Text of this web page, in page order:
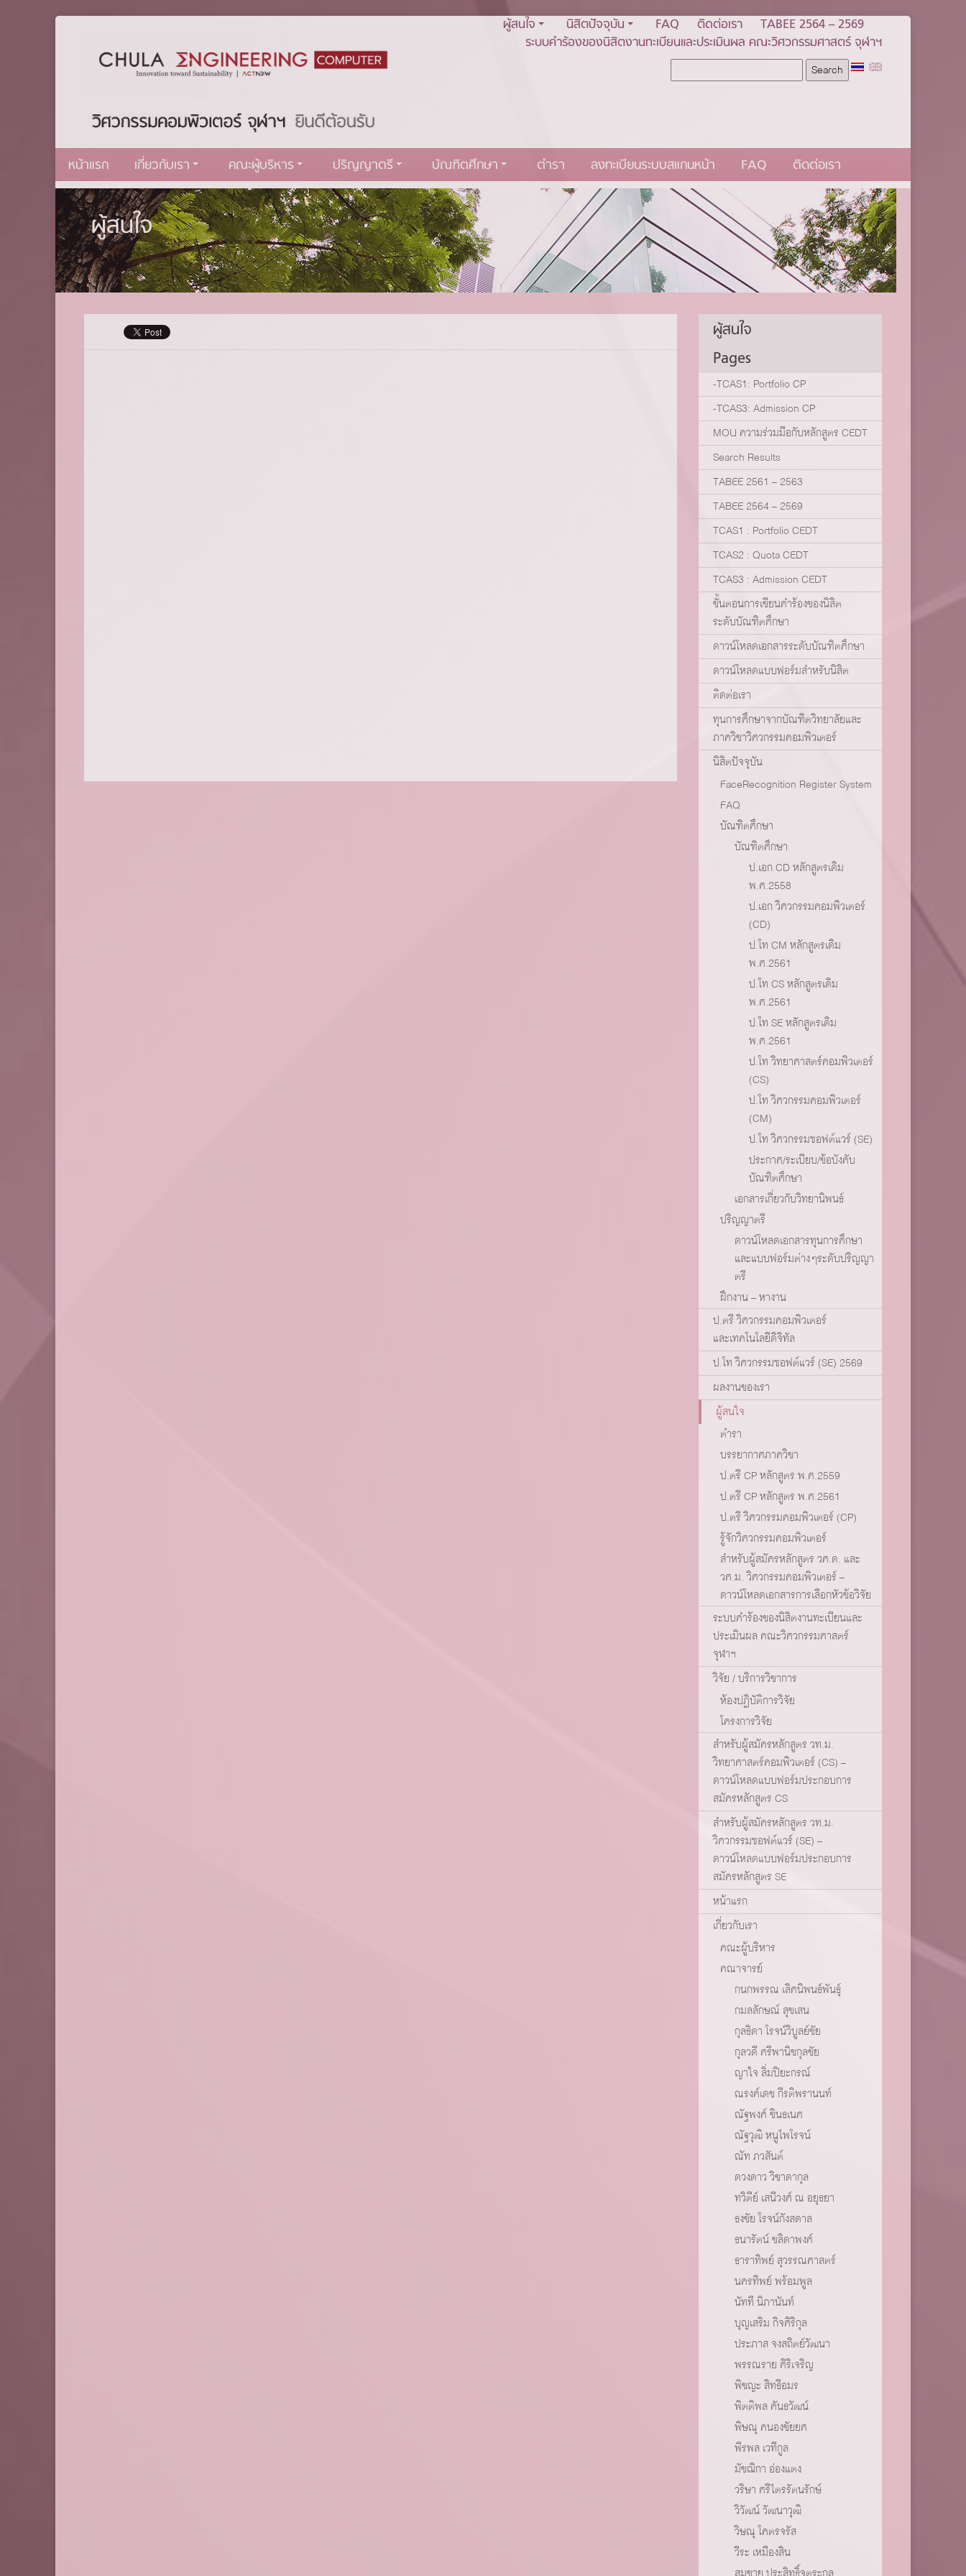
ผู้สนใจ นิสิตปัจจุบัน FAQ ติดต่อเรา
TABEE 2564 – 2569
ระบบคำร้องของนิสิตงานทะเบียนและประเมินผล คณะวิศวกรรมศาสตร์ จุฬาฯ
หน้าแรก เกี่ยวกับเรา คณะผู้บริหาร ปริญญาตรี บัณฑิตศึกษา ตำรา ลงทะเบียนระบบสแกนหน้า FAQ ติดต่อเรา
ผู้สนใจ
ผู้สนใจ
Pages
-TCAS1: Portfolio CP
-TCAS3: Admission CP
MOU ความร่วมมือกับหลักสูตร CEDT
Search Results
TABEE 2561 – 2563
TABEE 2564 – 2569
TCAS1 : Portfolio CEDT
TCAS2 : Quota CEDT
TCAS3 : Admission CEDT
ขั้นตอนการเขียนคำร้องของนิสิต
ระดับบัณฑิตศึกษา
ดาวน์โหลดเอกสารระดับบัณฑิตศึกษา
ดาวน์โหลดแบบฟอร์มสำหรับนิสิต
ติดต่อเรา
ทุนการศึกษาจากบัณฑิตวิทยาลัยและ
ภาควิชาวิศวกรรมคอมพิวเตอร์
นิสิตปัจจุบัน
FaceRecognition Register System
FAQ
บัณฑิตศึกษา
บัณฑิตศึกษา
ป.เอก CD หลักสูตรเดิม
พ.ศ.2558
ป.เอก วิศวกรรมคอมพิวเตอร์
(CD)
ป.โท CM หลักสูตรเดิม
พ.ศ.2561
ป.โท CS หลักสูตรเดิม
พ.ศ.2561
ป.โท SE หลักสูตรเดิม
พ.ศ.2561
ป.โท วิทยาศาสตร์คอมพิวเตอร์
(CS)
ป.โท วิศวกรรมคอมพิวเตอร์
(CM)
ป.โท วิศวกรรมซอฟต์แวร์ (SE)
ประกาศ/ระเบียบ/ข้อบังคับ
บัณฑิตศึกษา
เอกสารเกี่ยวกับวิทยานิพนธ์
ปริญญาตรี
ดาวน์โหลดเอกสารทุนการศึกษา
และแบบฟอร์มต่างๆระดับปริญญา
ตรี
ฝึกงาน – หางาน
ป.ตรี วิศวกรรมคอมพิวเตอร์
และเทคโนโลยีดิจิทัล
ป.โท วิศวกรรมซอฟต์แวร์ (SE) 2569
ผลงานของเรา
ผู้สนใจ
ตำรา
บรรยากาศภาควิชา
ป.ตรี CP หลักสูตร พ.ศ.2559
ป.ตรี CP หลักสูตร พ.ศ.2561
ป.ตรี วิศวกรรมคอมพิวเตอร์ (CP)
รู้จักวิศวกรรมคอมพิวเตอร์
สำหรับผู้สมัครหลักสูตร วศ.ด. และ
วศ.ม. วิศวกรรมคอมพิวเตอร์ –
ดาวน์โหลดเอกสารการเลือกหัวข้อวิจัย
ระบบคำร้องของนิสิตงานทะเบียนและ
ประเมินผล คณะวิศวกรรมศาสตร์
จุฬาฯ
วิจัย / บริการวิชาการ
ห้องปฏิบัติการวิจัย
โครงการวิจัย
สำหรับผู้สมัครหลักสูตร วท.ม.
วิทยาศาสตร์คอมพิวเตอร์ (CS) –
ดาวน์โหลดแบบฟอร์มประกอบการ
สมัครหลักสูตร CS
สำหรับผู้สมัครหลักสูตร วท.ม.
วิศวกรรมซอฟต์แวร์ (SE) –
ดาวน์โหลดแบบฟอร์มประกอบการ
สมัครหลักสูตร SE
หน้าแรก
เกี่ยวกับเรา
คณะผู้บริหาร
คณาจารย์
กนกพรรณ เลิศนิพนธ์พันธุ์
กมลลักษณ์ สุขเสน
กุลธิดา โรจน์วิบูลย์ชัย
กุลวดี ศรีพานิชกุลชัย
ญาใจ ลิ่มปิยะกรณ์
ณรงค์เดช กีรติพรานนท์
ณัฐพงศ์ ชินธเนศ
ณัฐวุฒิ หนูไพโรจน์
ณัท ภวสันต์
ดวงดาว วิชาดากุล
ทวิตีย์ เสนีวงศ์ ณ อยุธยา
ธงชัย โรจน์กังสดาล
ธนารัตน์ ชลิดาพงศ์
ธาราทิพย์ สุวรรณศาสตร์
นครทิพย์ พร้อมพูล
นัทที นิภานันท์
บุญเสริม กิจศิริกุล
ประภาส จงสถิตย์วัฒนา
พรรณราย ศิริเจริญ
พิชญะ สิทธีอมร
พิตติพล คันธวัฒน์
พิษณุ คนองชัยยศ
พีรพล เวทีกูล
มัชฌิกา อ่องแตง
วริษา ศรีไตรรัตนรักษ์
วิวัฒน์ วัฒนาวุฒิ
วิษณุ โคตรจรัส
วีระ เหมืองสิน